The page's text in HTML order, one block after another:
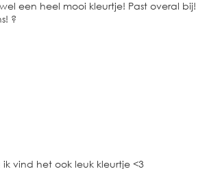
een heel mooi kleurtje! Past overal bij!
?
vind het ook leuk kleurtje <3